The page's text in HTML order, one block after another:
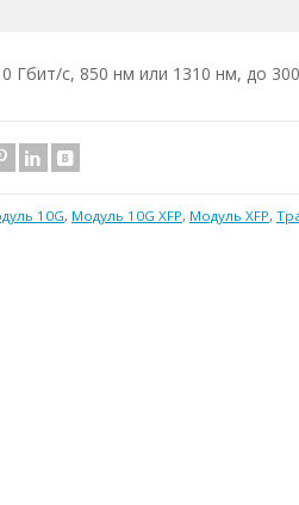
Гбит/с, 850 нм или 1310 нм, до
10G, Модуль 10G XFP, Модуль XFP,